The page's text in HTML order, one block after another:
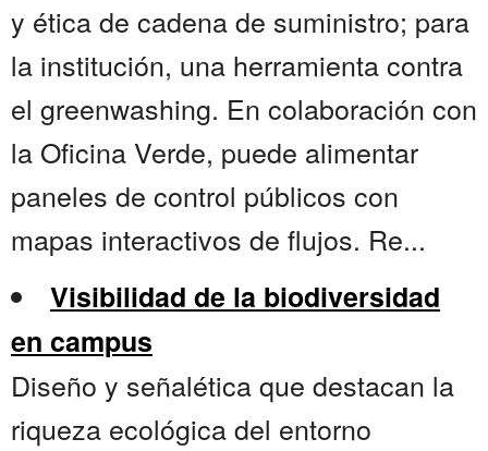
y ética de cadena de suministro; para
la institución, una herramienta contra
el greenwashing. En colaboración con
la Oficina Verde, puede alimentar
paneles de control públicos con
mapas interactivos de flujos. Re...
Visibilidad de la biodiversidad
en campus
Diseño y señalética que destacan la
riqueza ecológica del entorno